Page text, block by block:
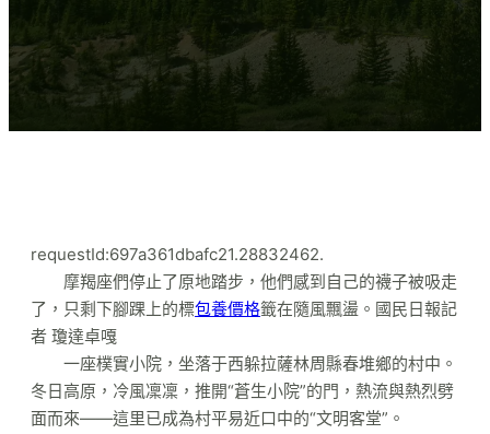
requestId:697a361dbafc21.28832462.
摩羯座們停止了原地踏步，他們感到自己的襪子被吸走
了，只剩下腳踝上的標包養價格籤在隨風飄盪。國民日報記
者 瓊達卓嘎
一座樸實小院，坐落于西躲拉薩林周縣春堆鄉的村中。
冬日高原，冷風凜凜，推開“蒼生小院”的門，熱流與熱烈劈
面而來——這里已成為村平易近口中的“文明客堂”。